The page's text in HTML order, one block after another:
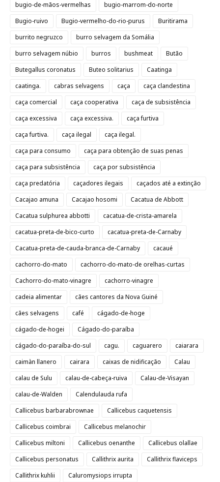
bugio-de-mãos-vermelhas
bugio-marrom-do-norte
Bugio-ruivo
Bugio-vermelho-do-rio-purus
Buritirama
burrito negruzco
burro selvagem da Somália
burro selvagem núbio
burros bushmeat
Butão
Butegallus coronatus
Buteo solitarius
Caatinga
caatinga.
cabras selvagens caça
caça clandestina
caça comercial
caça cooperativa
caça de subsistência
caça excessiva
caça excessiva.
caça furtiva
caça furtiva.
caça ilegal
caça ilegal.
caça para consumo
caça para obtenção de suas penas
caça para subsistência
caça por subsistência
caça predatória
caçadores ilegais
caçados até a extinção
Cacajao amuna
Cacajao hosomi
Cacatua de Abbott
Cacatua sulphurea abbotti
cacatua-de-crista-amarela
cacatua-preta-de-bico-curto
cacatua-preta-de-Carnaby
Cacatua-preta-de-cauda-branca-de-Carnaby
cacaué
cachorro-do-mato
cachorro-do-mato-de orelhas-curtas
Cachorro-do-mato-vinagre
cachorro-vinagre
cadeia alimentar
cães cantores da Nova Guiné
cães selvagens
café
cágado-de-hoge
cágado-de-hogei
Cágado-do-paraíba
cágado-do-paraíba-do-sul
cagu. caguarero
caiarara
caimàn llanero
cairara caixas de nidificação
Calau
calau de Sulu
calau-de-cabeça-ruiva
Calau-de-Visayan
calau-de-Walden
Calendulauda rufa
Callicebus barbarabrownae
Callicebus caquetensis
Callicebus coimbrai
Callicebus melanochir
Callicebus miltoni
Callicebus oenanthe
Callicebus olallae
Callicebus personatus
Callithrix aurita
Callithrix flaviceps
Callithrix kuhlii
Caluromysiops irrupta